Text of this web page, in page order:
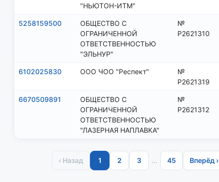
"НЬЮТОН-ИТМ"
5258159500
ОБЩЕСТВО С
ОГРАНИЧЕННОЙ
ОТВЕТСТВЕННОСТЬЮ
"ЭЛЬНУР"
№
Р2621310
6102025830 ООО ЧОО "Респект"
№
Р2621319
6670509891
ОБЩЕСТВО С
ОГРАНИЧЕННОЙ
ОТВЕТСТВЕННОСТЬЮ
"ЛАЗЕРНАЯ НАПЛАВКА"
№
Р2621312
‹ Назад 1 2 3 … 45 Вперёд ›